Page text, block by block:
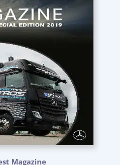
Magazine